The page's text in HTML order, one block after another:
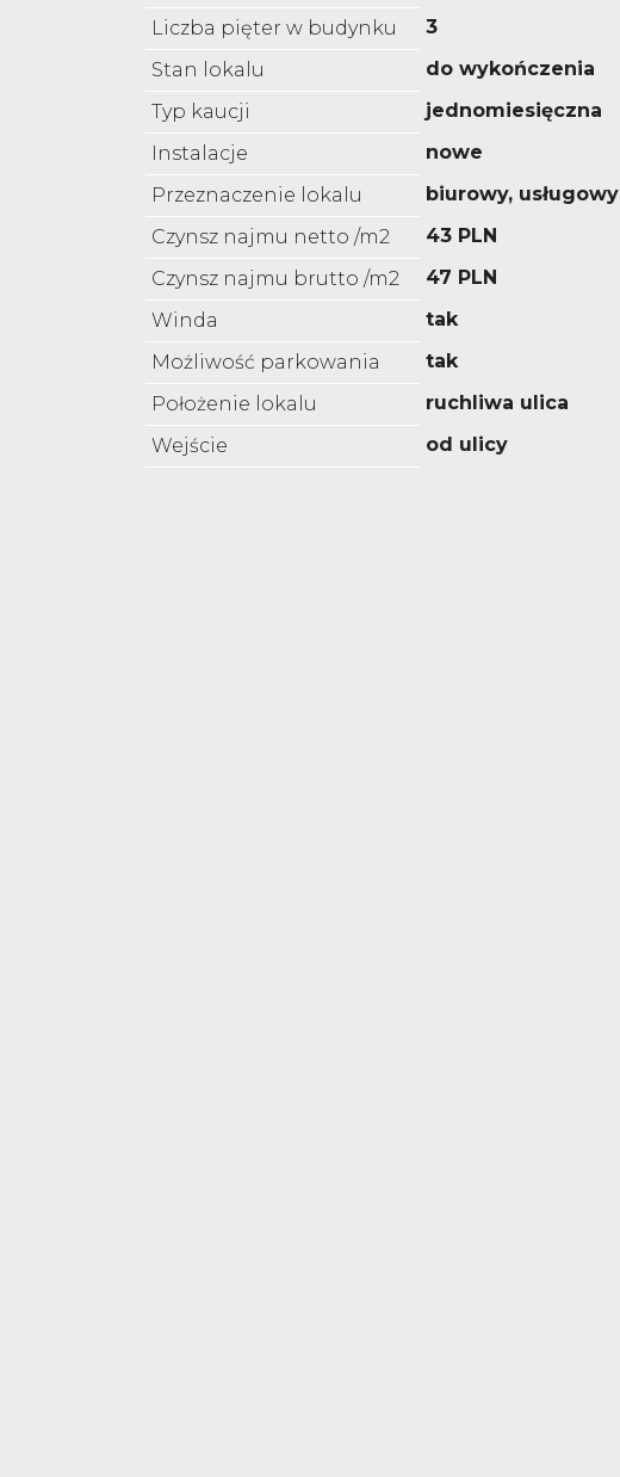
Liczba pięter w budynku
3
Stan lokalu
do wykończenia
Typ kaucji
jednomiesięczna
Instalacje
nowe
Przeznaczenie lokalu
biurowy, usługowy
Czynsz najmu netto /m2
43 PLN
Czynsz najmu brutto /m2
47 PLN
Winda
tak
Możliwość parkowania
tak
Położenie lokalu
ruchliwa ulica
Wejście
od ulicy